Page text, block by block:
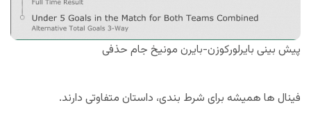
پیش بینی بایرلورکوزن-بایرن مونیخ جام حذفی
فینال ها همیشه برای شرط بندی، داستان متفاوتی دارند.